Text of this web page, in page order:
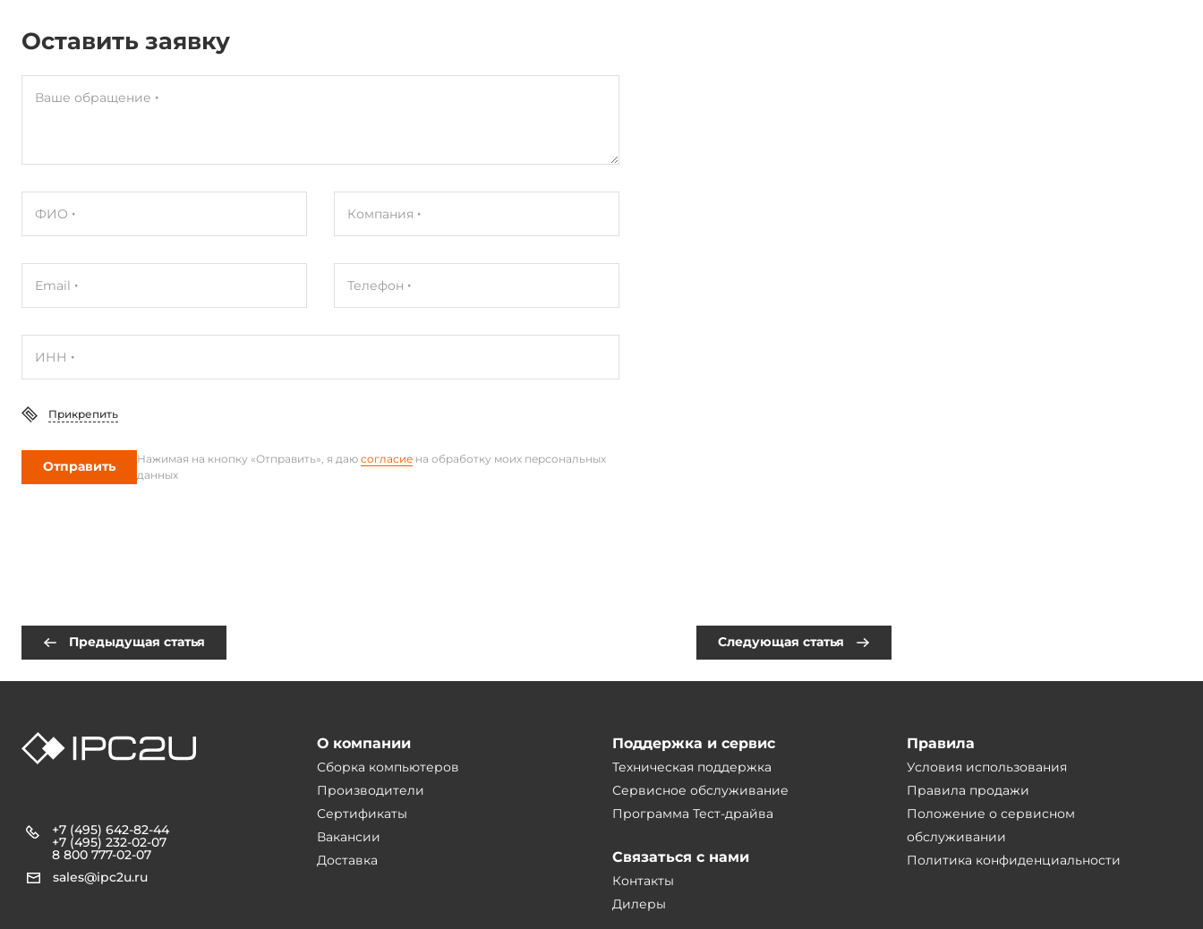
Оставить заявку
Ваше обращение
ФИО Компания
Email Телефон
ИНН
Прикрепить
Отправить Нажимая на кнопку «Отправить», я даю согласие на обработку моих персональных
данных
Предыдущая статья Следующая статья
+7 (495) 642-82-44
+7 (495) 232-02-07
8 800 777-02-07
sales@ipc2u.ru
О компании
Сборка компьютеров
Производители
Сертификаты
Вакансии
Доставка
Поддержка и сервис
Техническая поддержка
Сервисное обслуживание
Программа Тест-драйва
Связаться с нами
Контакты
Дилеры
Правила
Условия использования
Правила продажи
Положение о сервисном
обслуживании
Политика конфиденциальности